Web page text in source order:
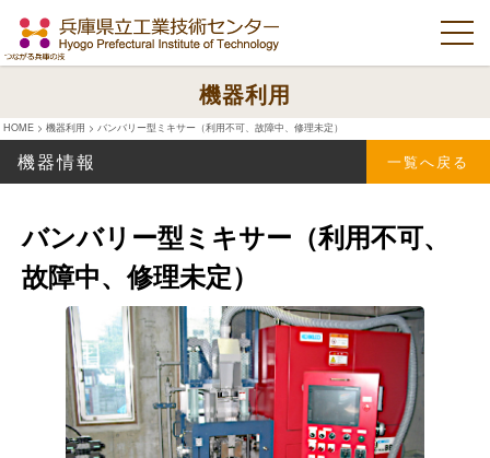
機器利用
HOME > 機器利用 > バンバリー型ミキサー（利用不可、故障中、修理未定）
機器情報 一覧へ戻る
バンバリー型ミキサー（利用不可、
故障中、修理未定）